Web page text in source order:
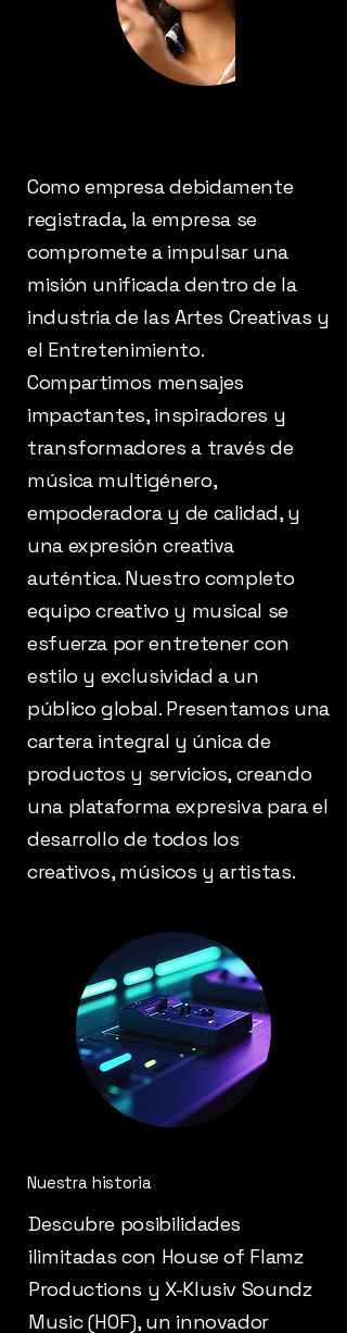
Como empresa debidamente
registrada, la empresa se
compromete a impulsar una
misión unificada dentro de la
industria de las Artes Creativas y
el Entretenimiento.
Compartimos mensajes
impactantes, inspiradores y
transformadores a través de
música multigénero,
empoderadora y de calidad, y
una expresión creativa
auténtica. Nuestro completo
equipo creativo y musical se
esfuerza por entretener con
estilo y exclusividad a un
público global. Presentamos una
cartera integral y única de
productos y servicios, creando
una plataforma expresiva para el
desarrollo de todos los
creativos, músicos y artistas.
Nuestra historia
Descubre posibilidades
ilimitadas con House of Flamz
Productions y X-Klusiv Soundz
Music (HOF), un innovador